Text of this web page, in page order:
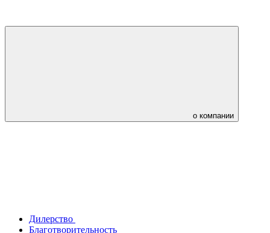
о компании
Дилерство
Благотворительность